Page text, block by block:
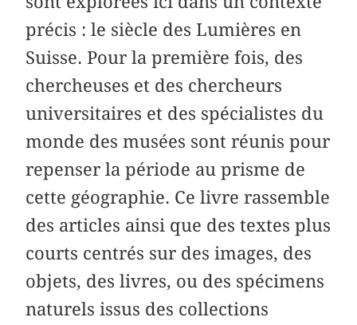
précis : le siècle des Lumières en
Suisse. Pour la première fois, des
chercheuses et des chercheurs
universitaires et des spécialistes du
monde des musées sont réunis pour
repenser la période au prisme de
cette géographie. Ce livre rassemble
des articles ainsi que des textes plus
courts centrés sur des images, des
objets, des livres, ou des spécimens
naturels issus des collections